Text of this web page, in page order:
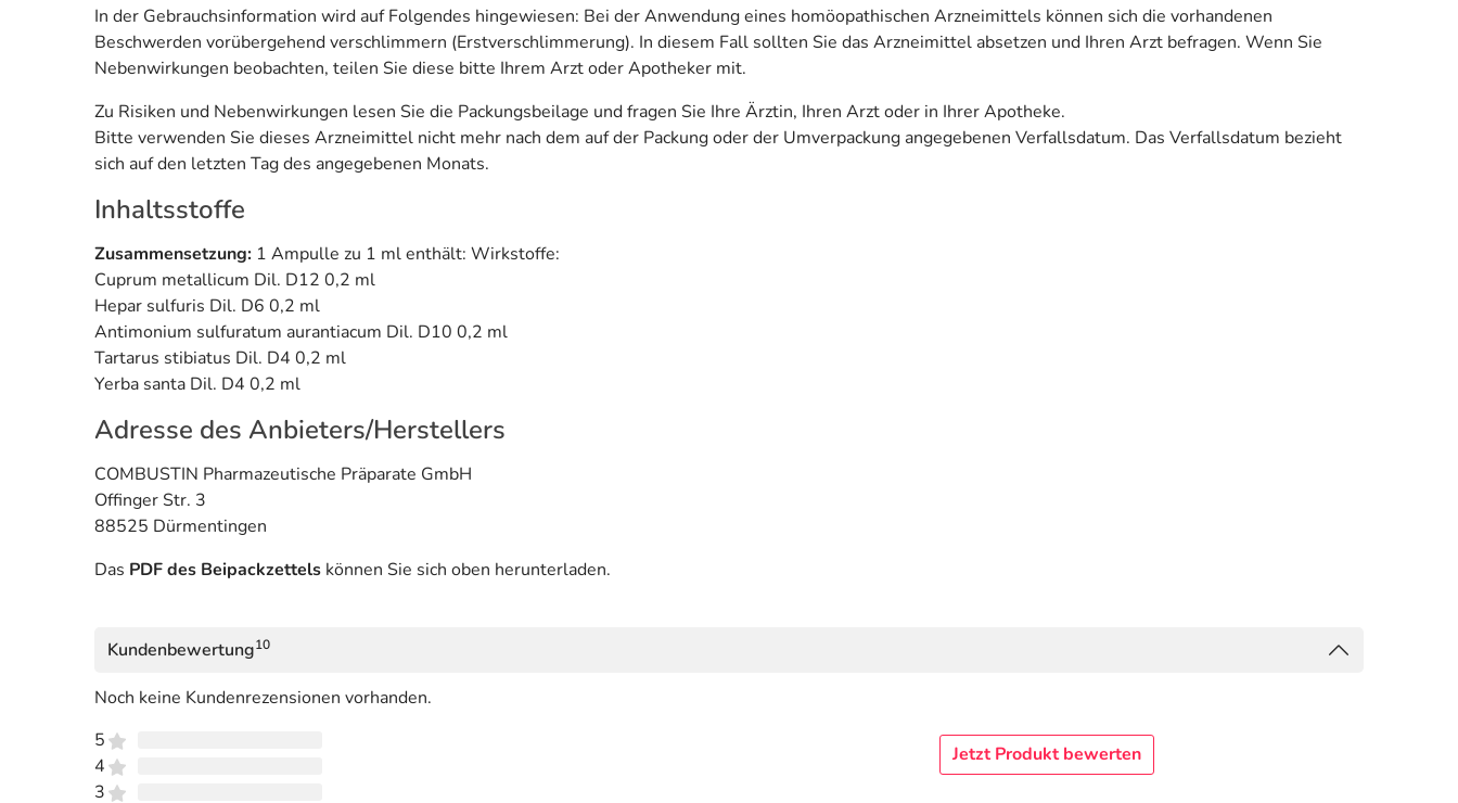
In der Gebrauchsinformation wird auf Folgendes hingewiesen: Bei der Anwendung eines homöopathischen Arzneimittels können sich die vorhandenen
Beschwerden vorübergehend verschlimmern (Erstverschlimmerung). In diesem Fall sollten Sie das Arzneimittel absetzen und Ihren Arzt befragen. Wenn Sie
Nebenwirkungen beobachten, teilen Sie diese bitte Ihrem Arzt oder Apotheker mit.
Zu Risiken und Nebenwirkungen lesen Sie die Packungsbeilage und fragen Sie Ihre Ärztin, Ihren Arzt oder in Ihrer Apotheke.
Bitte verwenden Sie dieses Arzneimittel nicht mehr nach dem auf der Packung oder der Umverpackung angegebenen Verfallsdatum. Das Verfallsdatum bezieht
sich auf den letzten Tag des angegebenen Monats.
Inhaltsstoffe
Zusammensetzung: 1 Ampulle zu 1 ml enthält: Wirkstoffe:
Cuprum metallicum Dil. D12 0,2 ml
Hepar sulfuris Dil. D6 0,2 ml
Antimonium sulfuratum aurantiacum Dil. D10 0,2 ml
Tartarus stibiatus Dil. D4 0,2 ml
Yerba santa Dil. D4 0,2 ml
Adresse des Anbieters/Herstellers
COMBUSTIN Pharmazeutische Präparate GmbH
Offinger Str. 3
88525 Dürmentingen
Das PDF des Beipackzettels können Sie sich oben herunterladen.
Kundenbewertung10
Noch keine Kundenrezensionen vorhanden.
5
4
3
Jetzt Produkt bewerten